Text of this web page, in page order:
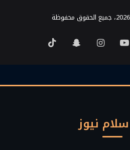
‫YouTubeانستقرامسناب
نيوز